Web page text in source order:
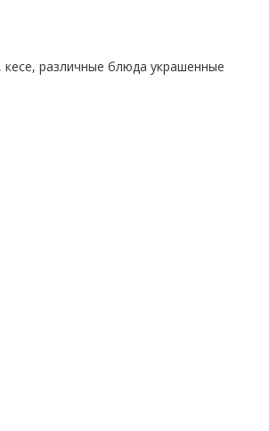
кесе, различные блюда украшенные